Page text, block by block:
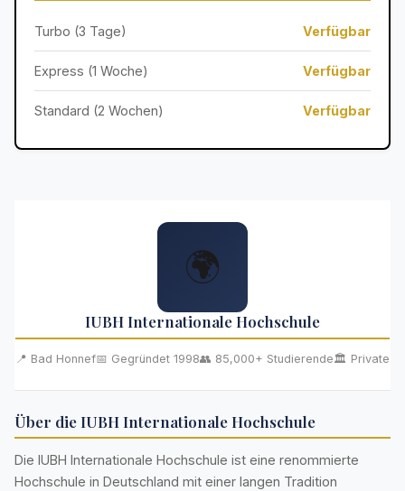
Turbo (3 Tage) Verfügbar
Express (1 Woche) Verfügbar
Standard (2 Wochen) Verfügbar
🌍
IUBH Internationale Hochschule
📍 Bad Honnef📅 Gegründet 1998👥 85,000+ Studierende🏛️ Private
Über die IUBH Internationale Hochschule
Die IUBH Internationale Hochschule ist eine renommierte
Hochschule in Deutschland mit einer langen Tradition